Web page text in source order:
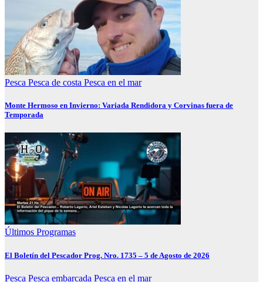
Pesca Pesca de costa Pesca en el mar
Monte Hermoso en Invierno: Variada Rendidora y Corvinas fuera de
Temporada
Últimos Programas
El Boletín del Pescador Prog. Nro. 1735 – 5 de Agosto de 2026
Pesca Pesca embarcada Pesca en el mar